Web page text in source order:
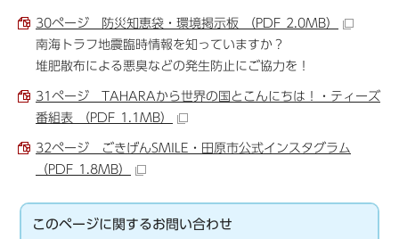
30ページ 防災知恵袋・環境掲示板 （PDF 2.0MB）
南海トラフ地震臨時情報を知っていますか？
堆肥散布による悪臭などの発生防止にご協力を！
31ページ TAHARAから世界の国とこんにちは！・ティーズ
番組表 （PDF 1.1MB）
32ページ ごきげんSMILE・田原市公式インスタグラム
（PDF 1.8MB）
このページに関するお問い合わせ